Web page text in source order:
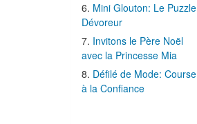
Mini Glouton: Le Puzzle
Dévoreur
Invitons le Père Noël
avec la Princesse Mia
Défilé de Mode: Course
à la Confiance